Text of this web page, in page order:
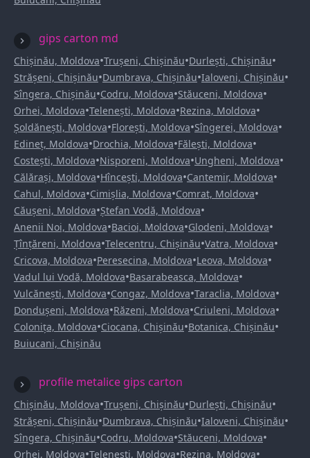
gips carton md
Chișinău, Moldova•Trușeni, Chișinău•Durlești, Chișinău•
Strășeni, Chișinău•Dumbrava, Chișinău•Ialoveni, Chișinău•
Sîngera, Chișinău•Codru, Moldova•Stăuceni, Moldova•
Orhei, Moldova•Telenești, Moldova•Rezina, Moldova•
Șoldănești, Moldova•Florești, Moldova•Sîngerei, Moldova•
Edineț, Moldova•Drochia, Moldova•Fălești, Moldova•
Costești, Moldova•Nisporeni, Moldova•Ungheni, Moldova•
Călărași, Moldova•Hîncești, Moldova•Cantemir, Moldova•
Cahul, Moldova•Cimișlia, Moldova•Comrat, Moldova•
Căușeni, Moldova•Ștefan Vodă, Moldova•
Anenii Noi, Moldova•Bacioi, Moldova•Glodeni, Moldova•
Țînțăreni, Moldova•Telecentru, Chișinău•Vatra, Moldova•
Cricova, Moldova•Peresecina, Moldova•Leova, Moldova•
Vadul lui Vodă, Moldova•Basarabeasca, Moldova•
Vulcănești, Moldova•Congaz, Moldova•Taraclia, Moldova•
Dondușeni, Moldova•Răzeni, Moldova•Criuleni, Moldova•
Colonița, Moldova•Ciocana, Chișinău•Botanica, Chișinău•
Buiucani, Chișinău
profile metalice gips carton
Chișinău, Moldova•Trușeni, Chișinău•Durlești, Chișinău•
Strășeni, Chișinău•Dumbrava, Chișinău•Ialoveni, Chișinău•
Sîngera, Chișinău•Codru, Moldova•Stăuceni, Moldova•
Orhei, Moldova•Telenești, Moldova•Rezina, Moldova•